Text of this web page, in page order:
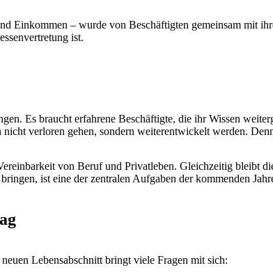
Einkommen – wurde von Beschäftigten gemeinsam mit
ist.
Es braucht erfahrene Beschäftigte, die ihr Wissen
verloren gehen, sondern weiterentwickelt werden.
von Beruf und Privatleben. Gleichzeitig bleibt
ist eine der zentralen Aufgaben der kommenden
Lebensabschnitt bringt viele Fragen mit sich: